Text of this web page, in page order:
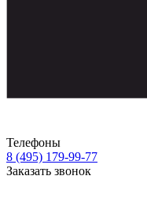
Телефоны
8 (495) 179-99-77
Заказать звонок